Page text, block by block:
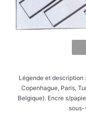
Légende et
Copenhague, Paris,
Belgique). Encre s/
sous-